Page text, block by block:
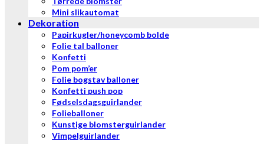
Mini slikautomat
Dekoration
Papirkugler/honeycomb bolde
Folie tal balloner
Konfetti
Pom pom’er
Folie bogstav balloner
Konfetti push pop
Fødselsdagsguirlander
Folieballoner
Kunstige blomsterguirlander
Vimpelguirlander